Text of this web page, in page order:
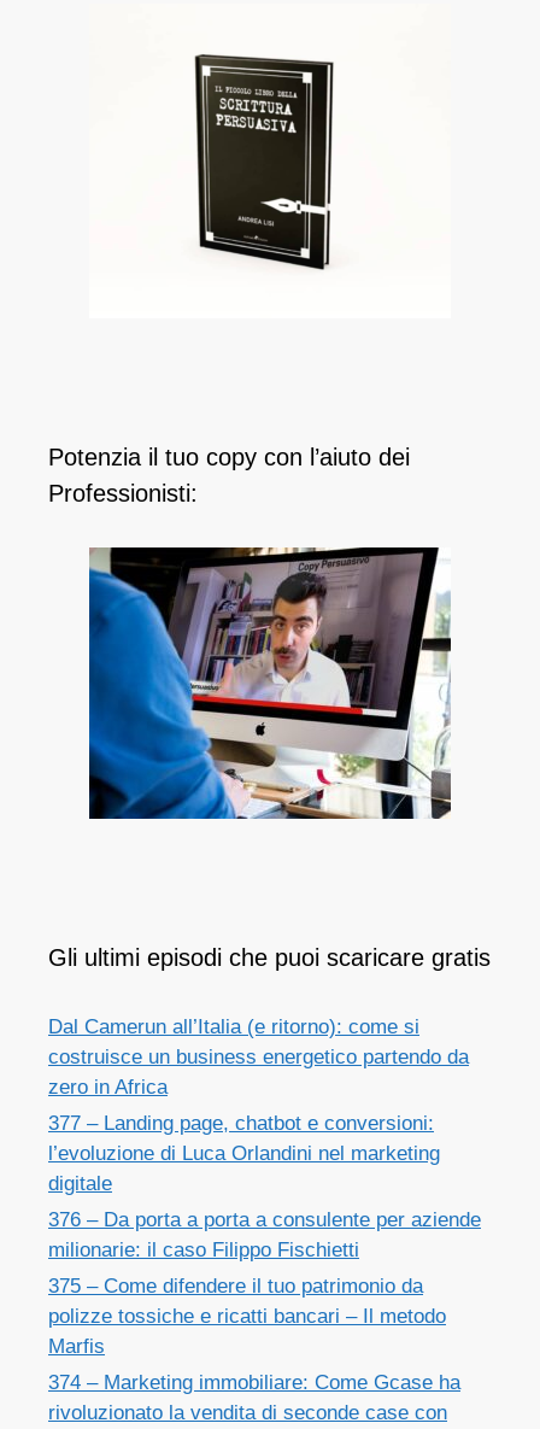
Potenzia il tuo copy con l’aiuto dei
Professionisti:
Gli ultimi episodi che puoi scaricare gratis
Dal Camerun all’Italia (e ritorno): come si
costruisce un business energetico partendo da
zero in Africa
377 – Landing page, chatbot e conversioni:
l’evoluzione di Luca Orlandini nel marketing
digitale
376 – Da porta a porta a consulente per aziende
milionarie: il caso Filippo Fischietti
375 – Come difendere il tuo patrimonio da
polizze tossiche e ricatti bancari – Il metodo
Marfis
374 – Marketing immobiliare: Come Gcase ha
rivoluzionato la vendita di seconde case con